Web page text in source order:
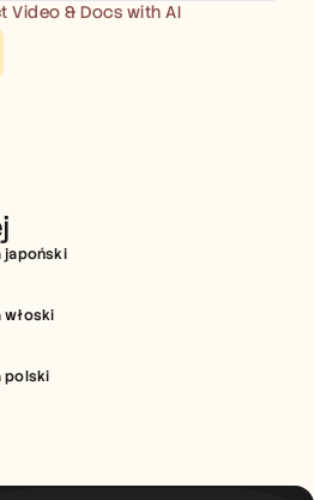
Video & Docs with AI
japoński
włoski
polski